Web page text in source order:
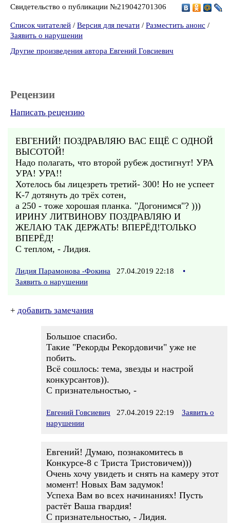
Свидетельство о публикации №219042701306
Список читателей / Версия для печати / Разместить анонс /
Заявить о нарушении
Другие произведения автора Евгений Говсиевич
Рецензии
Написать рецензию
ЕВГЕНИЙ! ПОЗДРАВЛЯЮ ВАС ЕЩЁ С ОДНОЙ
ВЫСОТОЙ!
Надо полагать, что второй рубеж достигнут! УРА
УРА! УРА!!
Хотелось бы лицезреть третий- 300! Но не успеет
К-7 дотянуть до трёх сотен,
а 250 - тоже хорошая планка. "Догонимся"? )))
ИРИНУ ЛИТВИНОВУ ПОЗДРАВЛЯЮ И
ЖЕЛАЮ ТАК ДЕРЖАТЬ! ВПЕРЁД!ТОЛЬКО
ВПЕРЁД!
С теплом, - Лидия.
Лидия Парамонова -Фокина 27.04.2019 22:18
•
Заявить о нарушении
+ добавить замечания
Большое спасибо.
Такие "Рекорды Рекордовичи" уже не
побить.
Всё сошлось: тема, звезды и настрой
конкурсантов)).
С признательностью, -
Евгений Говсиевич 27.04.2019 22:19
Заявить о
нарушении
Евгений! Думаю, познакомитесь в
Конкурсе-8 с Триста Тристовичем)))
Очень хочу увидеть и снять на камеру этот
момент! Новых Вам задумок!
Успеха Вам во всех начинаниях! Пусть
растёт Ваша гвардия!
С признательностью, - Лидия.